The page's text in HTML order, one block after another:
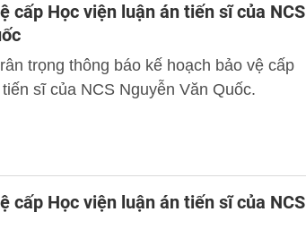
cấp Học viện luận án tiến sĩ của NCS
trọng thông báo kế hoạch bảo vệ cấp
sĩ của NCS Nguyễn Văn Quốc.
cấp Học viện luận án tiến sĩ của NCS